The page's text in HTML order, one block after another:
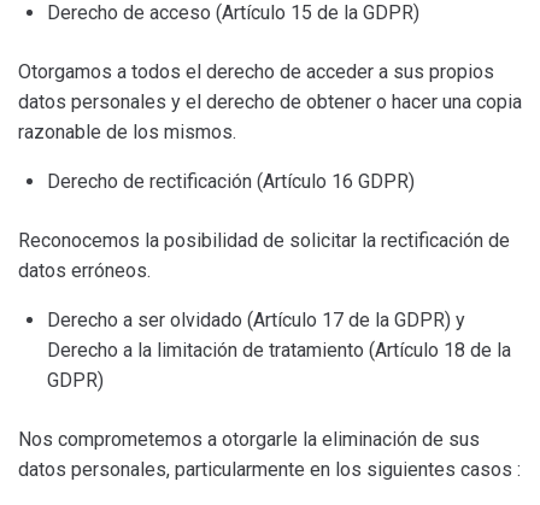
Derecho de acceso (Artículo 15 de la GDPR)
Otorgamos a todos el derecho de acceder a sus propios
datos personales y el derecho de obtener o hacer una copia
razonable de los mismos.
Derecho de rectificación (Artículo 16 GDPR)
Reconocemos la posibilidad de solicitar la rectificación de
datos erróneos.
Derecho a ser olvidado (Artículo 17 de la GDPR) y
Derecho a la limitación de tratamiento (Artículo 18 de la
GDPR)
Nos comprometemos a otorgarle la eliminación de sus
datos personales, particularmente en los siguientes casos :